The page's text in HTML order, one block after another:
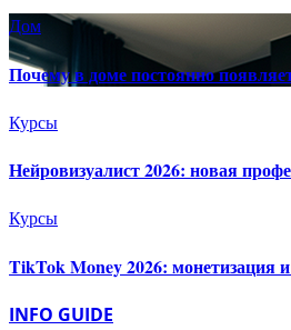
Дом
Почему в доме постоянно
Курсы
Нейровизуалист 2026: новая
Курсы
TikTok Money 2026: монетизация
INFO GUIDE